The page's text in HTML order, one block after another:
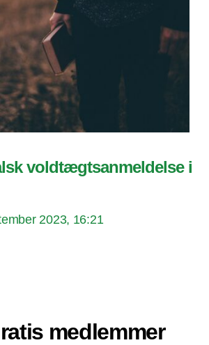
voldtægtsanmeldelse i
2023, 16:21
medlemmer